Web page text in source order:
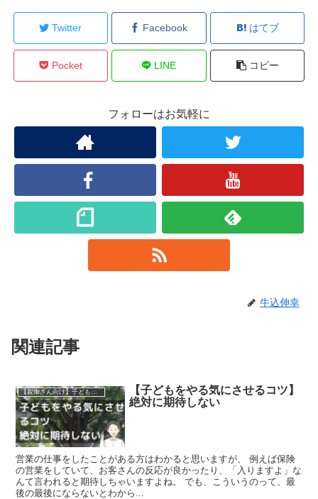
Twitter Facebook はてブ
Pocket LINE コピー
フォローはお気軽に
牛込伸幸
関連記事
【親御さん向け】子どもをやる気にさせるコツ
【子どもをやる気にさせるコツ】
絶対に期待しない
営業の仕事をしたことがある方はわかると思いますが、 例えば保険
の営業をしていて、お客さんの反応が良かったり、「入りますよ」な
んて言われると期待しちゃいますよね。 でも、こういうのって、最
後の最後にならないとわから...